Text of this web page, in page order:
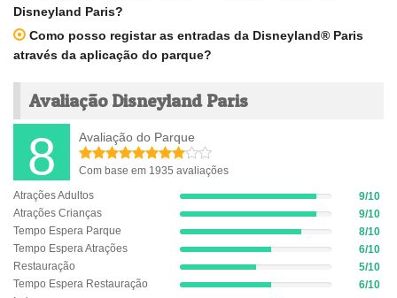
Disneyland Paris?
Como posso registar as entradas da Disneyland® Paris
através da aplicação do parque?
Avaliação Disneyland Paris
8 Avaliação do Parque
Com base em 1935 avaliações
Atrações Adultos
9%
Complete
(success)
9/10
Atrações Crianças
9%
Complete
(success)
9/10
Tempo Espera Parque
8%
Complete
(success)
8/10
Tempo Espera Atrações
6%
Complete
(success)
6/10
Restauração
5%
Complete
5/10
Tempo Espera Restauração
6%
6/10